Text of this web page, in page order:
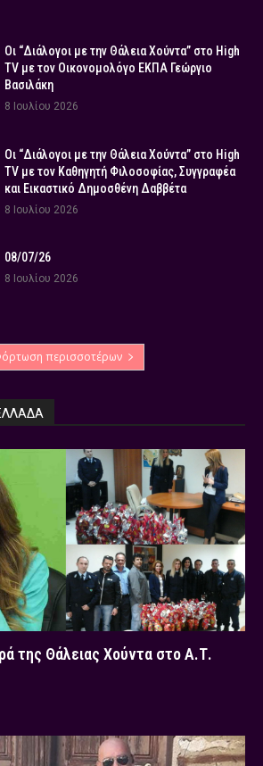
Οι “Διάλογοι με την Θάλεια Χούντα” στο High
TV με τον Οικονομολόγο ΕΚΠΑ Γεώργιο
Βασιλάκη
8 Ιουλίου 2026
Οι “Διάλογοι με την Θάλεια Χούντα” στο High
TV με τον Καθηγητή Φιλοσοφίας, Συγγραφέα
και Εικαστικό Δημοσθένη Δαββέτα
8 Ιουλίου 2026
08/07/26
8 Ιουλίου 2026
περισσοτέρων
της Θάλειας Χούντα στο Α.Τ.